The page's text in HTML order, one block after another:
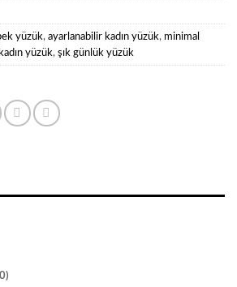
yüzük, ayarlanabilir kadın yüzük, minimal
yüzük, şık günlük yüzük